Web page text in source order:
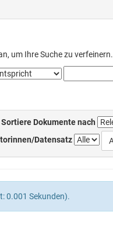
um Ihre Suche zu verfeinern.
Sortiere Dokumente nach
Datensatz
0.001 Sekunden).